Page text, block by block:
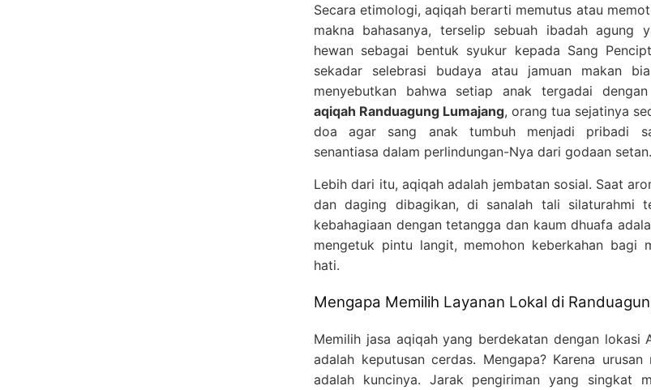
Secara etimologi, aqiqah berarti memutus atau
makna bahasanya, terselip sebuah ibadah agung
hewan sebagai bentuk syukur kepada Sang
sekadar selebrasi budaya atau jamuan makan
menyebutkan bahwa setiap anak tergadai
aqiqah Randuagung Lumajang, orang tua sejatinya
doa agar sang anak tumbuh menjadi pribadi
senantiasa dalam perlindungan-Nya dari godaan setan.
Lebih dari itu, aqiqah adalah jembatan sosial. Saat
dan daging dibagikan, di sanalah tali silaturahmi
kebahagiaan dengan tetangga dan kaum dhuafa
mengetuk pintu langit, memohon keberkahan bagi
hati.
Mengapa Memilih Layanan Lokal di
Memilih jasa aqiqah yang berdekatan dengan lokasi
adalah keputusan cerdas. Mengapa? Karena urusan
adalah kuncinya. Jarak pengiriman yang singkat